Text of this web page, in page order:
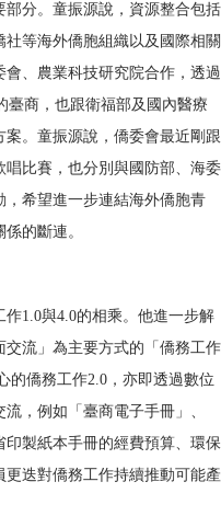
分。童振源說，資源整合包括
等海外僑胞組織以及國際相關
、農業科技研究院合作，透過
臺商，也跟衛福部及國內醫療
。童振源說，僑委會最近剛跟
比賽，也分別與國防部、海委
希望進一步連結海外僑胞青
的斷連。
1.0與4.0的相乘。他進一步解
流」為主要方式的「僑務工作
的僑務工作2.0，亦即透過數位
，例如「臺商電子手冊」、
印製紙本手冊的經費預算、環保
迭對僑務工作持續推動可能產